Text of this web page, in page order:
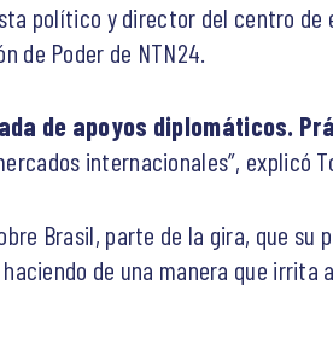
político y director del centro
de Poder de NTN24.
de apoyos diplomáticos.
internacionales”, explicó
Brasil, parte de la gira, que su
de una manera que irrita